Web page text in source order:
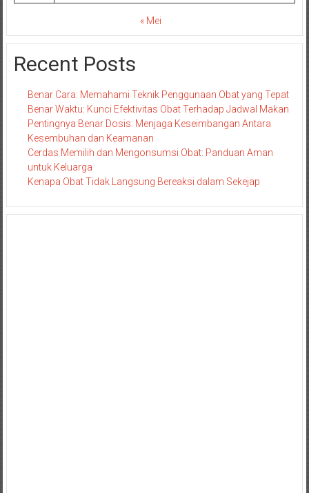
« Mei
Recent Posts
Benar Cara: Memahami Teknik Penggunaan Obat yang Tepat
Benar Waktu: Kunci Efektivitas Obat Terhadap Jadwal Makan
Pentingnya Benar Dosis: Menjaga Keseimbangan Antara
Kesembuhan dan Keamanan
Cerdas Memilih dan Mengonsumsi Obat: Panduan Aman
untuk Keluarga
Kenapa Obat Tidak Langsung Bereaksi dalam Sekejap